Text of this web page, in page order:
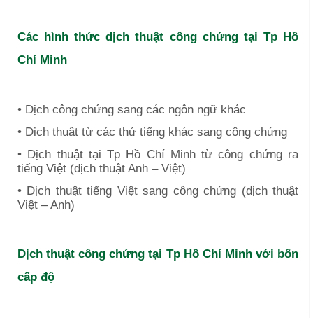
Các hình thức dịch thuật công chứng tại Tp Hồ
Chí Minh
• Dịch công chứng sang các ngôn ngữ khác
• Dịch thuật từ các thứ tiếng khác sang công chứng
• Dịch thuật tạiTp Hồ Chí Minhtừ công chứng ra
tiếng Việt (dịch thuật Anh – Việt)
• Dịch thuật tiếng Việt sang công chứng (dịch thuật
Việt – Anh)
Dịch thuật công chứng tại Tp Hồ Chí Minhvới bốn
cấp độ